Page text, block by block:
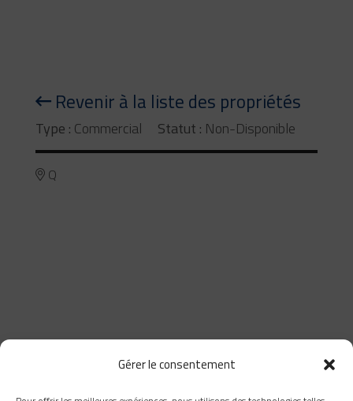
Gérer le consentement
Revenir à la liste des propriétés
Type : Commercial Statut : Non-Disponible
Q